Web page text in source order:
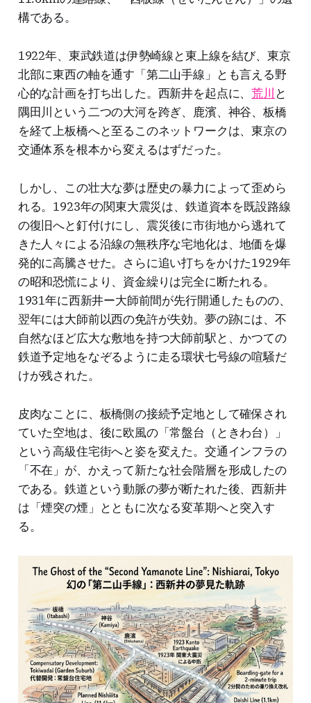
構である。
1922年、東武鉄道は伊勢崎線と東上線を結び、東京
北部に東西の軸を通す「第二山手線」とも言える野
心的な計画を打ち出した。西新井を起点に、荒川 と
隅田川という二つの大河を跨ぎ、鹿濱、神谷、板橋
を経て上板橋へと至るこのネットワークは、東京の
交通体系を根本から変えるはずだった。
しかし、この壮大な夢は歴史の暴力によって歪めら
れる。1923年の関東大震災は、鉄道資本を既設路線
の復旧へと釘付けにし、震災後に市街地から逃れて
きた人々による沿線の無秩序な宅地化は、地価を爆
発的に高騰させた。さらに追い打ちをかけた1929年
の昭和恐慌により、資金繰りは完全に断たれる。
1931年に西新井ー大師前間が先行開通したものの、
翌年には大師前以西の免許が失効。夢の跡には、不
自然なほど広大な敷地を持つ大師前駅と、かつての
鉄道予定地をなぞるように走る環状七号線の喧騒だ
けが残された。
皮肉なことに、板橋側の接続予定地として確保され
ていた空地は、後に欧風の「常盤台（ときわ台）」
という高級住宅街へと姿を変えた。交通インフラの
「不在」が、かえって新たな社会階層を形成したの
である。鉄道という動脈の夢が断たれた後、西新井
は「煙突の煙」とともに次なる変革期へと突入す
る。